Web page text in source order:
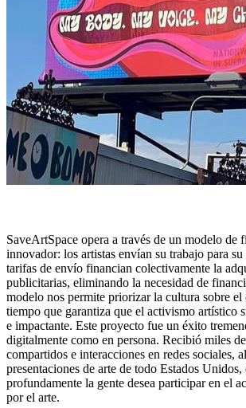
SaveArtSpace opera a través de un modelo de
innovador: los artistas envían su trabajo para
tarifas de envío financian colectivamente la
publicitarias, eliminando la necesidad de
modelo nos permite priorizar la cultura sobre el
tiempo que garantiza que el activismo artístico
e impactante. Este proyecto fue un éxito
digitalmente como en persona. Recibió miles
compartidos e interacciones en redes sociales,
presentaciones de arte de todo Estados Unidos,
profundamente la gente desea participar en el
por el arte.